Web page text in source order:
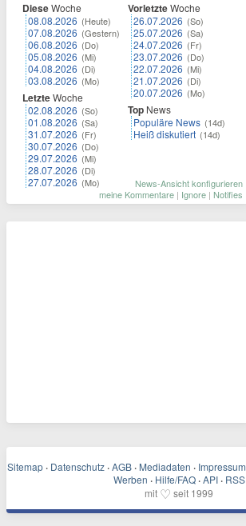
DieseWoche
08.08.2026 (Heute)
07.08.2026 (Gestern)
06.08.2026 (Do)
05.08.2026 (Mi)
04.08.2026 (Di)
03.08.2026 (Mo)
LetzteWoche
02.08.2026 (So)
01.08.2026 (Sa)
31.07.2026 (Fr)
30.07.2026 (Do)
29.07.2026 (Mi)
28.07.2026 (Di)
27.07.2026 (Mo)
VorletzteWoche
26.07.2026 (So)
25.07.2026 (Sa)
24.07.2026 (Fr)
23.07.2026 (Do)
22.07.2026 (Mi)
21.07.2026 (Di)
20.07.2026 (Mo)
Top News
Populäre News (14d)
Heiß diskutiert (14d)
News-Ansicht konfigurieren
meine Kommentare | Ignore | Notifies
Sitemap · Datenschutz · AGB · Mediadaten · Impressum
Werben · Hilfe/FAQ · API · RSS
mit ♡ seit 1999